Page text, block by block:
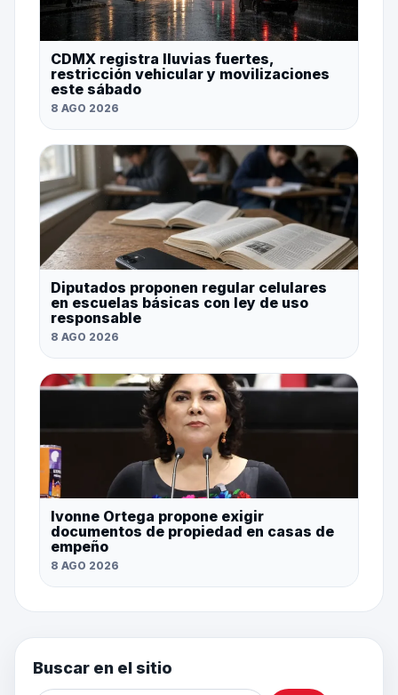
CDMX registra lluvias fuertes,
restricción vehicular y movilizaciones
este sábado
8 AGO 2026
Diputados proponen regular celulares
en escuelas básicas con ley de uso
responsable
8 AGO 2026
Ivonne Ortega propone exigir
documentos de propiedad en casas de
empeño
8 AGO 2026
Buscar en el sitio